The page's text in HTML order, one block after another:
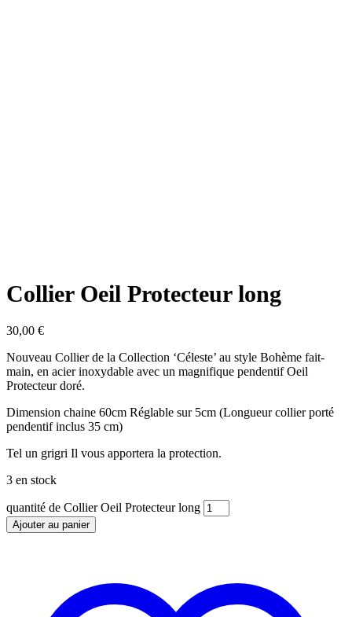
Collier Oeil Protecteur long
30,00 €
Nouveau Collier de la Collection ‘Céleste’ au style Bohème fait-
main, en acier inoxydable avec un magnifique pendentif Oeil
Protecteur doré.
Dimension chaine 60cm Réglable sur 5cm (Longueur collier porté
pendentif inclus 35 cm)
Tel un grigri Il vous apportera la protection.
3 en stock
quantité de Collier Oeil Protecteur long
Ajouter au panier